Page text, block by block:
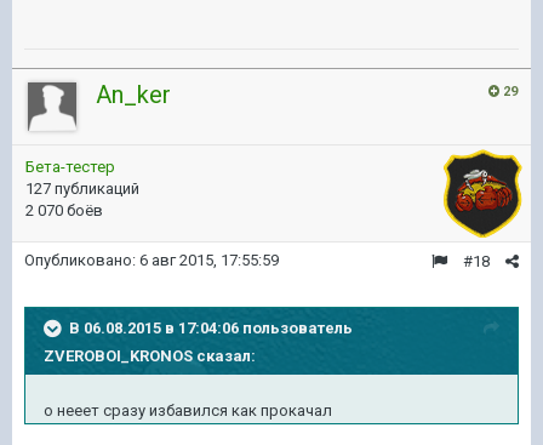
29
An_ker
Бета-тестер
127 публикаций
2 070 боёв
#18
Опубликовано: 6 авг 2015, 17:55:59
В 06.08.2015 в 17:04:06 пользователь
ZVEROBOI_KRONOS сказал:
о нееет сразу избавился как прокачал